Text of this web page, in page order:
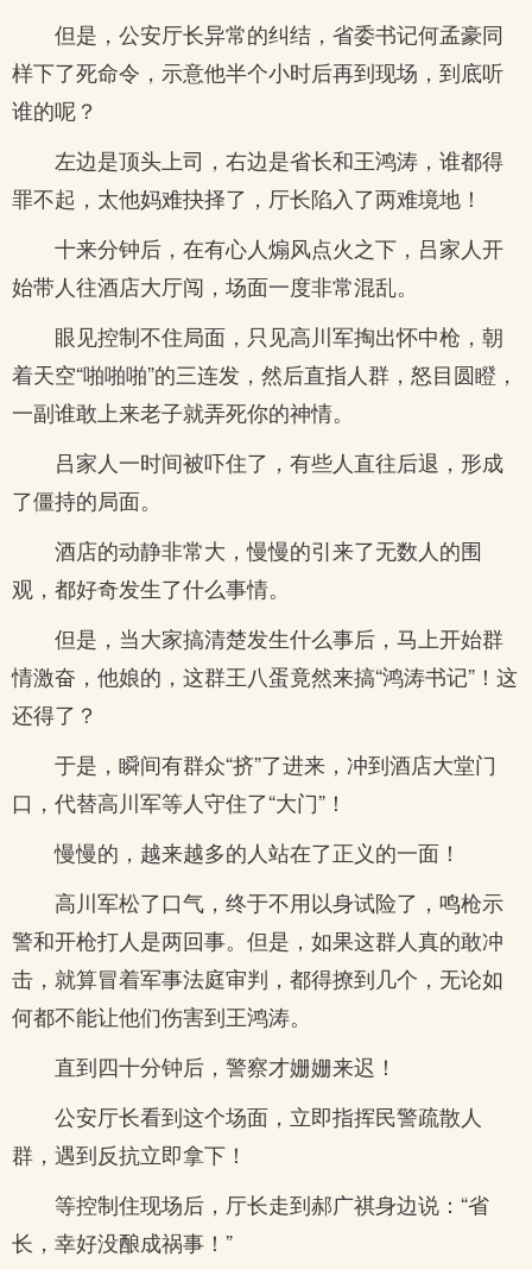
但是，公安厅长异常的纠结，省委书记何孟豪同
样下了死命令，示意他半个小时后再到现场，到底听
谁的呢？
左边是顶头上司，右边是省长和王鸿涛，谁都得
罪不起，太他妈难抉择了，厅长陷入了两难境地！
十来分钟后，在有心人煽风点火之下，吕家人开
始带人往酒店大厅闯，场面一度非常混乱。
眼见控制不住局面，只见高川军掏出怀中枪，朝
着天空“啪啪啪”的三连发，然后直指人群，怒目圆瞪，
一副谁敢上来老子就弄死你的神情。
吕家人一时间被吓住了，有些人直往后退，形成
了僵持的局面。
酒店的动静非常大，慢慢的引来了无数人的围
观，都好奇发生了什么事情。
但是，当大家搞清楚发生什么事后，马上开始群
情激奋，他娘的，这群王八蛋竟然来搞“鸿涛书记”！这
还得了？
于是，瞬间有群众“挤”了进来，冲到酒店大堂门
口，代替高川军等人守住了“大门”！
慢慢的，越来越多的人站在了正义的一面！
高川军松了口气，终于不用以身试险了，鸣枪示
警和开枪打人是两回事。但是，如果这群人真的敢冲
击，就算冒着军事法庭审判，都得撩到几个，无论如
何都不能让他们伤害到王鸿涛。
直到四十分钟后，警察才姗姗来迟！
公安厅长看到这个场面，立即指挥民警疏散人
群，遇到反抗立即拿下！
等控制住现场后，厅长走到郝广祺身边说：“省
长，幸好没酿成祸事！”